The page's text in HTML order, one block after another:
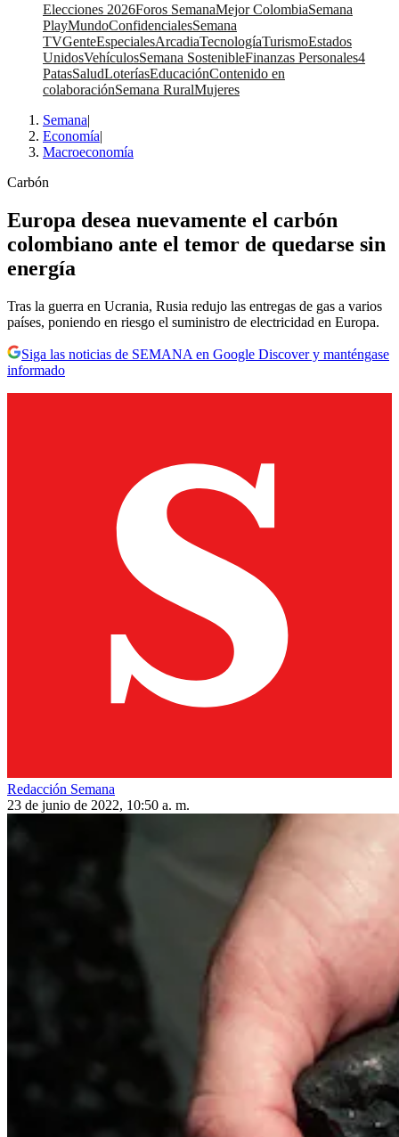
Elecciones 2026Foros SemanaMejor ColombiaSemana
PlayMundoConfidencialesSemana
TVGenteEspecialesArcadiaTecnologíaTurismoEstados
UnidosVehículosSemana SostenibleFinanzas Personales4
PatasSaludLoteríasEducaciónContenido en
colaboraciónSemana RuralMujeres
Semana|
Economía|
Macroeconomía
Carbón
Europa desea nuevamente el carbón
colombiano ante el temor de quedarse sin
energía
Tras la guerra en Ucrania, Rusia redujo las entregas de gas a varios
países, poniendo en riesgo el suministro de electricidad en Europa.
Siga las noticias de SEMANA en Google Discover y manténgase
informado
Redacción Semana
23 de junio de 2022, 10:50 a. m.